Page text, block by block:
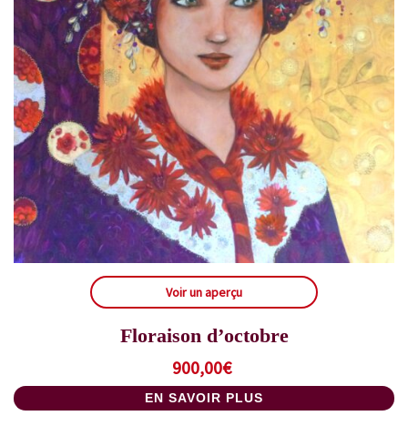
Voir un aperçu
Floraison d’octobre
900,00€
EN SAVOIR PLUS